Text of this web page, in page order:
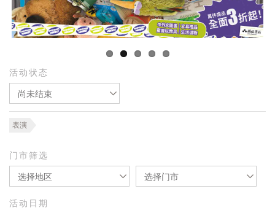
活动状态
尚未结束
表演
门市筛选
选择地区 选择门市
活动日期